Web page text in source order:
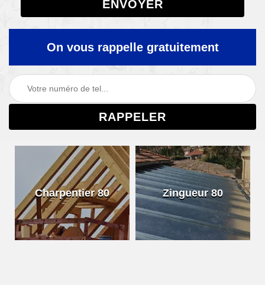
On vous rappelle gratuitement
Charpentier 80 Zingueur 80